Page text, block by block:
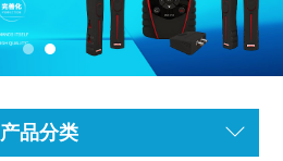
产品分类